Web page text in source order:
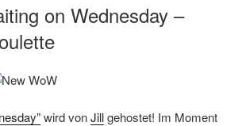
on Wednesday –
wird vonJillgehostet! Im Moment